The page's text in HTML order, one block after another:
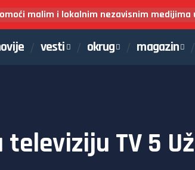
malim i lokalnim nezavisnim medijima
vesti okrug magazin
TV 5